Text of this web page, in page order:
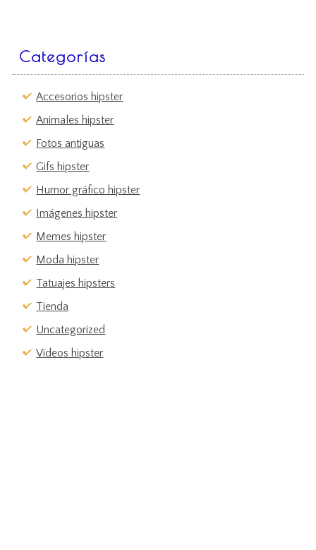
Categorías
Accesorios hipster
Animales hipster
Fotos antiguas
Gifs hipster
Humor gráfico hipster
Imágenes hipster
Memes hipster
Moda hipster
Tatuajes hipsters
Tienda
Uncategorized
Vídeos hipster